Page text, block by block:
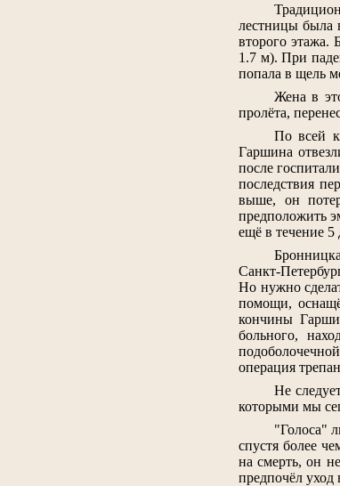
лестницы была
второго этажа.
1.7 м). При
попала в щель
Жена в
пролёта,
По всей
Гаршина
после
последствия
выше, он
предположить
ещё в течение
Санкт-
Но нужно
помощи,
кончины
больного,
операция
Не
которыми мы
"Голоса"
спустя более
на смерть, он
предпочёл уход